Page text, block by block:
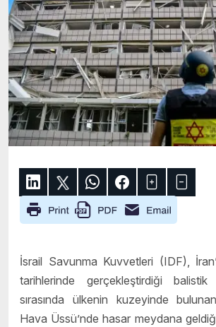
İsrail Savunma Kuvvetleri (IDF),
tarihlerinde gerçekleştirdiği balistik
sırasında ülkenin kuzeyinde
Hava Üssü’nde hasar meydana